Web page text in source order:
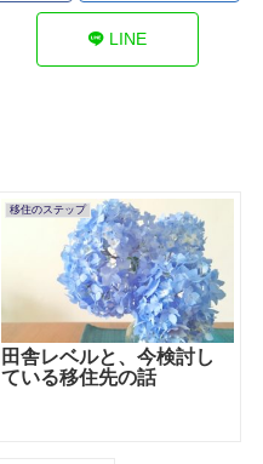
LINE
移住のステップ
田舎レベルと、今検討し
ている移住先の話